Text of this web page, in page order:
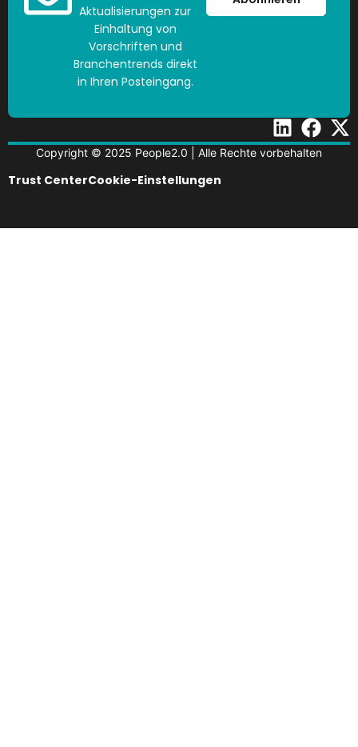
Aktualisierungen zur
Einhaltung von
Vorschriften und
Branchentrends direkt
in Ihren Posteingang.
Copyright © 2025 People2.0 | Alle Rechte vorbehalten
Trust CenterCookie-Einstellungen